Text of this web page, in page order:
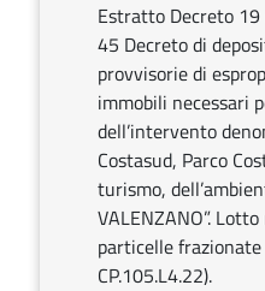
Estratto Decreto
45 Decreto di
provvisorie di
immobili necessari
dell’intervento
Costasud, Parco
turismo,
VALENZANO”.
particelle frazionate
CP.105.L4.22).